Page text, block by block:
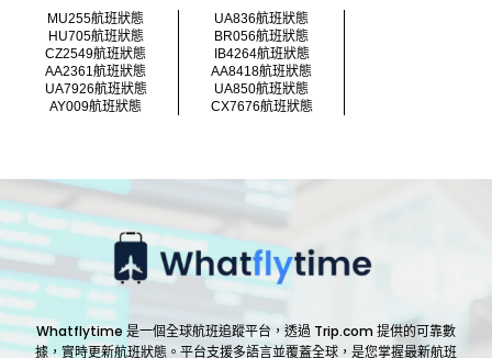
MU255航班狀態
UA836航班狀態
HU705航班狀態
BR056航班狀態
CZ2549航班狀態
IB4264航班狀態
AA2361航班狀態
AA8418航班狀態
UA7926航班狀態
UA850航班狀態
AY009航班狀態
CX7676航班狀態
Whatflytime 是一個全球航班追蹤平台，透過 Trip.com 提供的可靠數
據，實時更新航班狀態。平台支援多語言並覆蓋全球，是您掌握最新航班